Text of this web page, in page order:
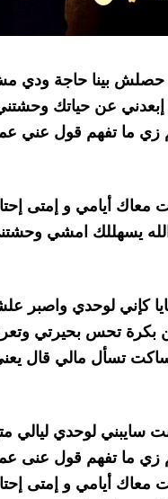
حصلش بينا حاجة ودي
إبعدني عن حياتك
زي ما تفهم قول عني
أيامي و إمتى
الله يسهللك امشي
كإني لوحدي واصبر
بكرة تحس بحيرتي
تسأل مالي قال
سايبني لوحدي ليالي
زي ما تفهم قول عنى
أيامي و إمتى